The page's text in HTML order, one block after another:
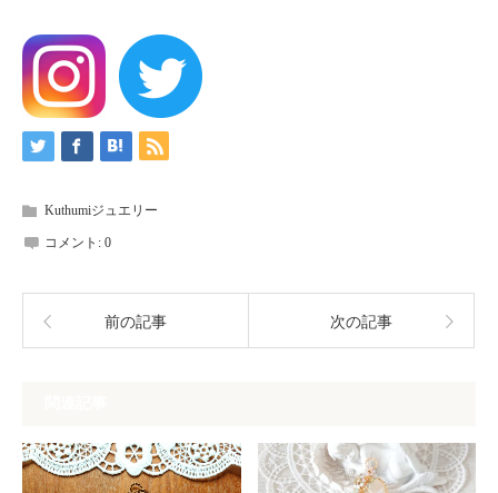
Kuthumiジュエリー
コメント: 0
前の記事 次の記事